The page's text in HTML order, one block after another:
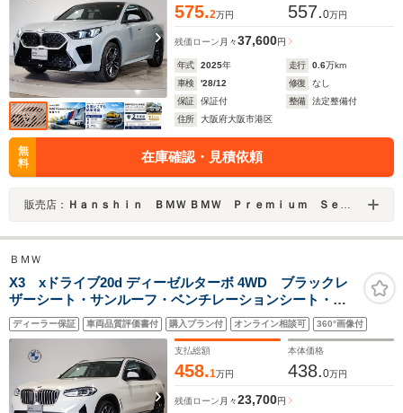
575.2万円 557.0万円
残価ローン 月々37,600円
年式 2025年 走行 0.6万km
車検
'28/12 修復
なし
保証
保証付 整備
法定整備付
住所
大阪府大阪市港区
無
料
在庫確認・見積依頼
販売店： Ｈａｎｓｈｉｎ ＢＭＷ ＢＭＷ Ｐｒｅｍｉｕｍ Ｓｅｌｅｃｔｉｏｎ 大阪ベイ
ＢＭＷ
X3 xドライブ20d ディーゼルターボ 4WD ブラックレ
ザーシート・サンルーフ・ベンチレーションシート・全
席シートヒーター・純正20インチAW・全周囲カメラ・純
正ナビTV・アクティブクルーズコントロール・ステアリ
ングヒーター・パワートランクリッド
ディーラー保証 車両品質評価書付 購入プラン付 オンライン相談可 360°画像付
支払総額
458.1万円
本体価格
438.0万円
残価ローン 月々23,700円